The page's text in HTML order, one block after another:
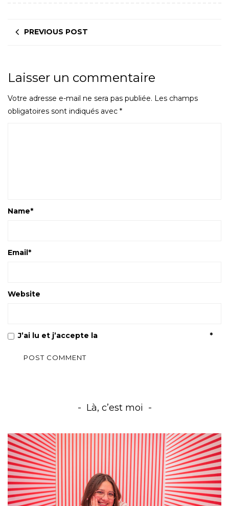
PREVIOUS POST
Laisser un commentaire
Votre adresse e-mail ne sera pas publiée. Les champs
obligatoires sont indiqués avec *
Name*
Email*
Website
J’ai lu et j’accepte la *
Là, c’est moi